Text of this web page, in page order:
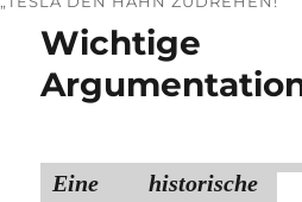
Wichtige
Eine historische